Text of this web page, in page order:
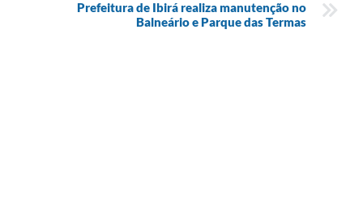
Prefeitura de Ibirá realiza manutenção no
Balneário e Parque das Termas